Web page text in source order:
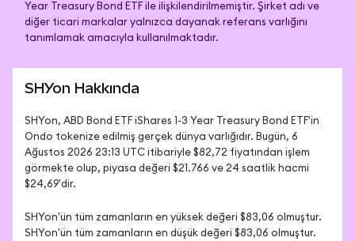
Year Treasury Bond ETF ile ilişkilendirilmemiştir. Şirket adı ve
diğer ticari markalar yalnızca dayanak referans varlığını
tanımlamak amacıyla kullanılmaktadır.
SHYon Hakkında
SHYon, ABD Bond ETF iShares 1-3 Year Treasury Bond ETF'in
Ondo tokenize edilmiş gerçek dünya varlığıdır. Bugün, 6
Ağustos 2026 23:13 UTC itibariyle $82,72 fiyatından işlem
görmekte olup, piyasa değeri $21.766 ve 24 saatlik hacmi
$24,69'dir.
SHYon'ün tüm zamanların en yüksek değeri $83,06 olmuştur.
SHYon'ün tüm zamanların en düşük değeri $83,06 olmuştur.